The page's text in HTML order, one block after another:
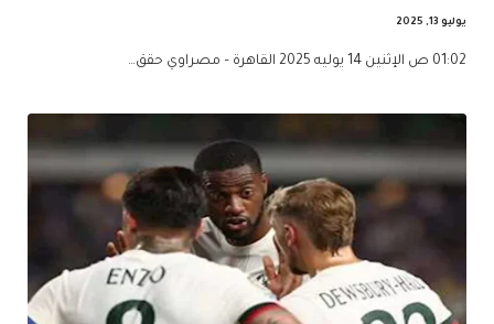
يوليو 13, 2025
01:02 ص الإثنين 14 يوليه 2025 القاهرة – مصراوي حقق…